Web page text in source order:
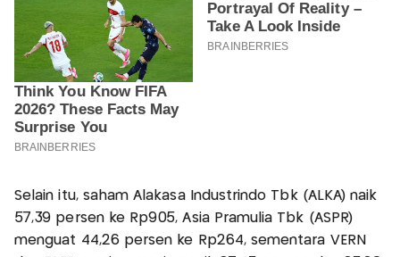
Selain itu, saham Alakasa Industrindo Tbk (ALKA) naik
57,39 persen ke Rp905, Asia Pramulia Tbk (ASPR)
menguat 44,26 persen ke Rp264, sementara VERN